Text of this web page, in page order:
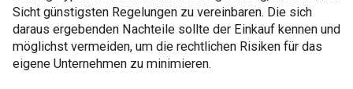
Sicht günstigsten Regelungen zu vereinbaren. Die sich
daraus ergebenden Nachteile sollte der Einkauf kennen und
möglichst vermeiden, um die rechtlichen Risiken für das
eigene Unternehmen zu minimieren.